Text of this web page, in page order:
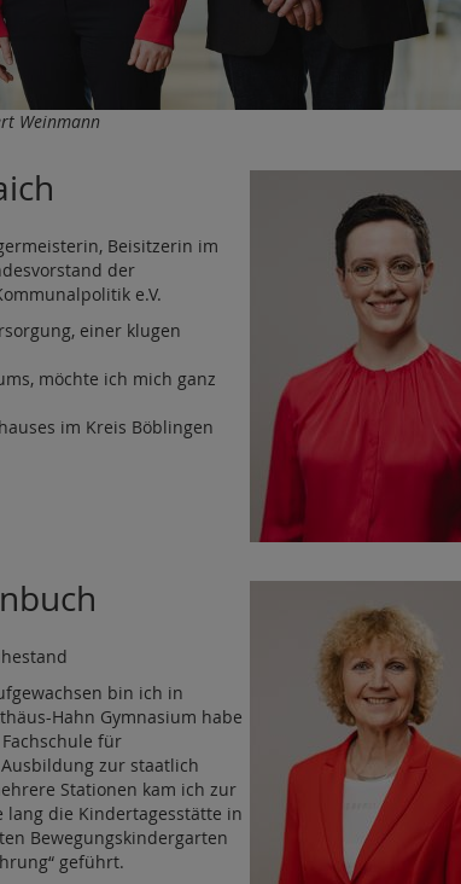
Weinmann
Beisitzerin im
der
e.V.
einer klugen
möchte ich mich ganz
im Kreis Böblingen
bin ich in
Hahn Gymnasium habe
für
zur staatlich
Stationen kam ich zur
lang die Kindertagesstätte in
Bewegungskindergarten
geführt.